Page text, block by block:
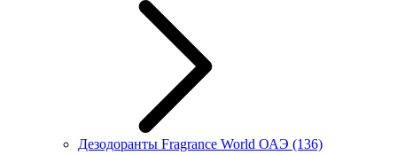
Дезодоранты Fragrance World ОАЭ (136)